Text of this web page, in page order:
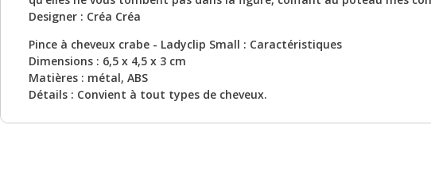
Designer : Créa Créa
Pince à cheveux crabe - Ladyclip Small : Caractéristiques
Dimensions : 6,5 x 4,5 x 3 cm
Matières : métal, ABS
Détails : Convient à tout types de cheveux.